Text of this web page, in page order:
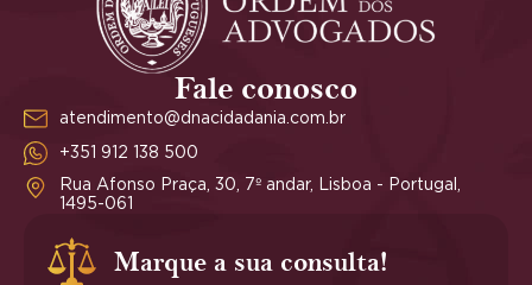
Fale conosco
atendimento@dnacidadania.com.br
+351 912 138 500
Rua Afonso Praça, 30, 7º andar, Lisboa - Portugal,
1495-061
Marque a sua consulta!